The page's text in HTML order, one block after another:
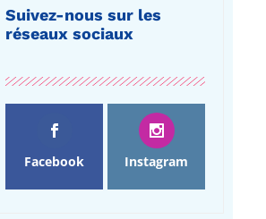
Suivez-nous sur les
réseaux sociaux
Facebook Instagram